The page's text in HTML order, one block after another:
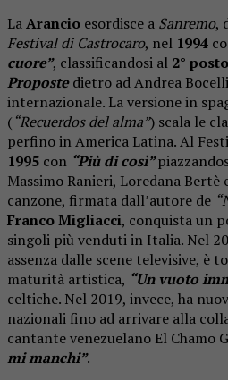
LaArancio esordisce a Sanremo,
Festival di Castrocaro, nel 1994
cuore”, classificandosi al 2° posto
Propostedietro ad Andrea
internazionale. La versione in
( “Recuerdos del alma”) scala le
perfino in America Latina. Al
1995 con “Più di così”
Massimo Ranieri, Loredana Bertè
canzone, firmata dall’autore de
Franco Migliacci, conquista un
singoli più venduti in Italia. Nel
assenza dalle scene televisive, è
maturità artistica, “Un vuoto
celtiche. Nel 2019, invece, ha
nazionali fino ad arrivare alla
cantante venezuelano El Chamo
mi manchi”.